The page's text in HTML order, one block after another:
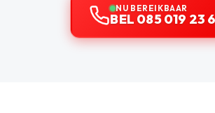
NU BEREIKBAAR
BEL 085 019 23